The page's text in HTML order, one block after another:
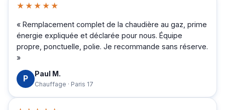
★★★★★
« Remplacement complet de la chaudière au gaz, prime
énergie expliquée et déclarée pour nous. Équipe
propre, ponctuelle, polie. Je recommande sans réserve.
»
P Paul M.
Chauffage · Paris 17